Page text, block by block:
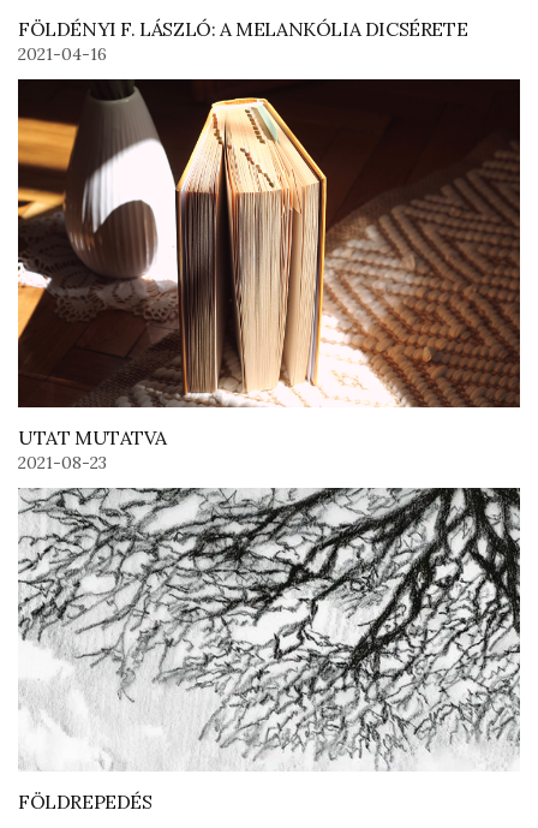
FÖLDÉNYI F. LÁSZLÓ: A MELANKÓLIA DICSÉRETE
2021-04-16
UTAT MUTATVA
2021-08-23
FÖLDREPEDÉS